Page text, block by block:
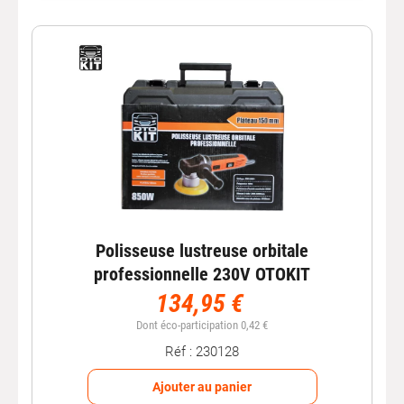
fiables et adaptés à vos travaux pour gagner en
Polisseuse lustreuse orbitale
professionnelle 230V OTOKIT
134,95 €
Dont éco-participation 0,42 €
Réf : 230128
Ajouter au panier